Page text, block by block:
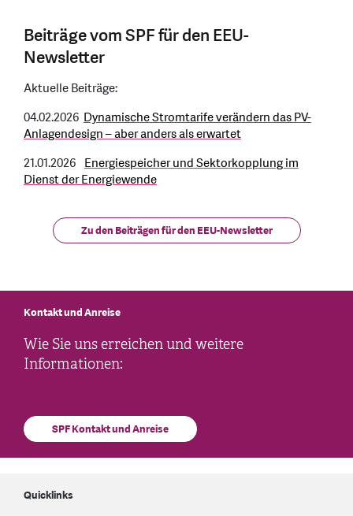
Beiträge vom SPF für den EEU-
Newsletter
Aktuelle Beiträge:
04.02.2026 Dynamische Stromtarife verändern das PV-
Anlagendesign – aber anders als erwartet
21.01.2026 Energiespeicher und Sektorkopplung im
Dienst der Energiewende
Zu den Beiträgen für den EEU-Newsletter
Kontakt und Anreise
Wie Sie uns erreichen und weitere
Informationen:
SPF Kontakt und Anreise
Quicklinks